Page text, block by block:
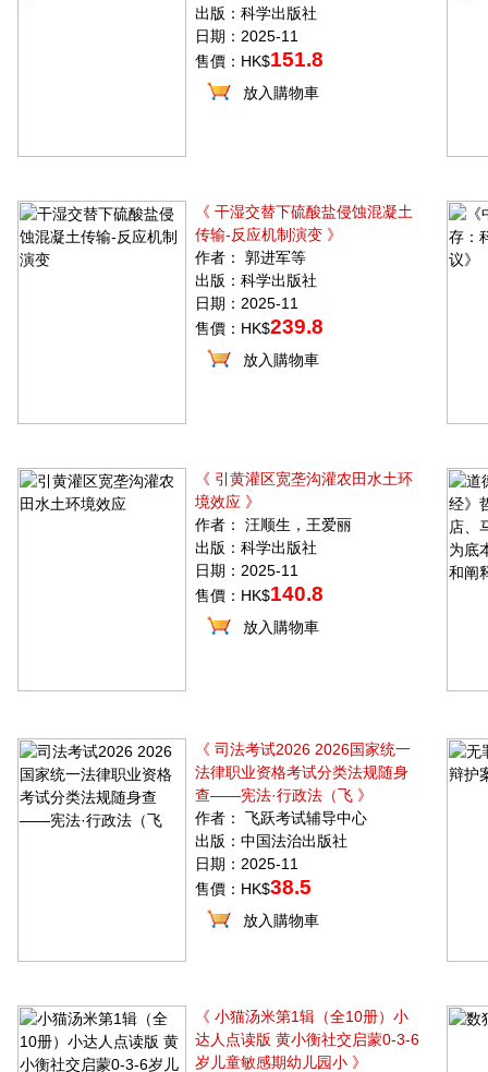
出版：科学出版社
日期：2025-11
售價：HK$151.8
放入購物車
《 干湿交替下硫酸盐侵蚀混凝土
传输-反应机制演变 》
作者： 郭进军等
出版：科学出版社
日期：2025-11
售價：HK$239.8
放入購物車
《 引黄灌区宽垄沟灌农田水土环
境效应 》
作者： 汪顺生，王爱丽
出版：科学出版社
日期：2025-11
售價：HK$140.8
放入購物車
《 司法考试2026 2026国家统一
法律职业资格考试分类法规随身
查——宪法·行政法（飞 》
作者： 飞跃考试辅导中心
出版：中国法治出版社
日期：2025-11
售價：HK$38.5
放入購物車
《 小猫汤米第1辑（全10册）小
达人点读版 黄小衡社交启蒙0-3-6
岁儿童敏感期幼儿园小 》